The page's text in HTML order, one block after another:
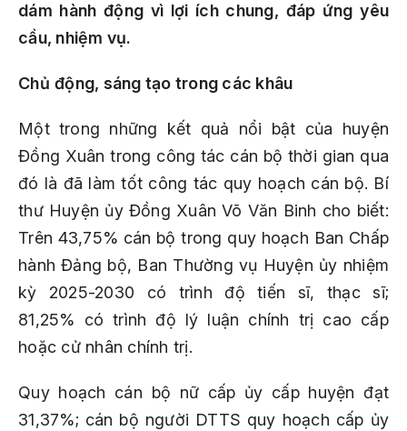
dám hành động vì lợi ích chung, đáp ứng yêu
cầu, nhiệm vụ.
Chủ động, sáng tạo trong các khâu
Một trong những kết quả nổi bật của huyện
Đồng Xuân trong công tác cán bộ thời gian qua
đó là đã làm tốt công tác quy hoạch cán bộ. Bí
thư Huyện ủy Đồng Xuân Võ Văn Binh cho biết:
Trên 43,75% cán bộ trong quy hoạch Ban Chấp
hành Đảng bộ, Ban Thường vụ Huyện ủy nhiệm
kỳ 2025-2030 có trình độ tiến sĩ, thạc sĩ;
81,25% có trình độ lý luận chính trị cao cấp
hoặc cử nhân chính trị.
Quy hoạch cán bộ nữ cấp ủy cấp huyện đạt
31,37%; cán bộ người DTTS quy hoạch cấp ủy